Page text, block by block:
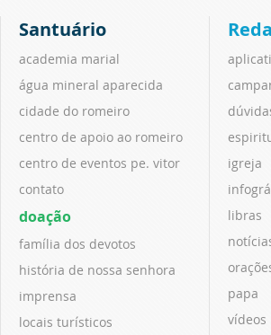
Santuário
academia marial
água mineral aparecida
cidade do romeiro
centro de apoio ao romeiro
centro de eventos pe. vitor
contato
doação
família dos devotos
história de nossa senhora
imprensa
locais turísticos
igreja
libras
papa
vídeos